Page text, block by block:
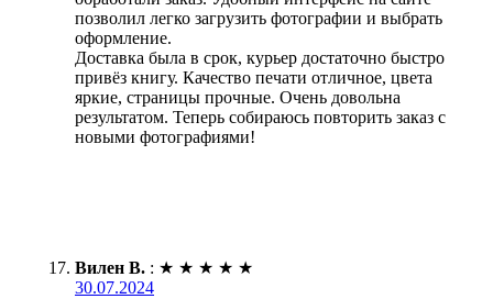
позволил легко загрузить фотографии и выбрать
оформление.
Доставка была в срок, курьер достаточно быстро
привёз книгу. Качество печати отличное, цвета
яркие, страницы прочные. Очень довольна
результатом. Теперь собираюсь повторить заказ с
новыми фотографиями!
Вилен В. : ★ ★ ★ ★ ★
30.07.2024